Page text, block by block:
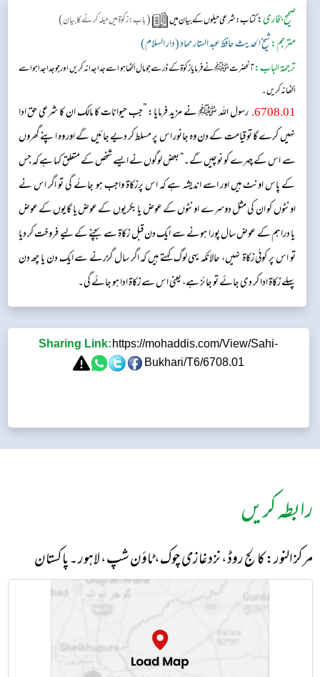
صحیح بخاری:کتاب: شرعی حیلوں کے بیان میں (باب : زکوٰۃ میں حیلہ کرنے کا بیان)
مترجم:شیخ الحدیث حافظ عبد الستار حماد (دار السلام)
ترجمۃ الباب:آنحضرتﷺ نے فرمایا زکوٰۃ کے ڈر سے جو مال اکٹھا ہو اسے جدا جدا نہ کریں اور جو جدا جدا ہو اسے
اکٹھا نہ کریں۔
6708.01
.رسول اللہ ﷺ نے مزید فرمایا: ”جب حیوانات کا مالک ان کا شرعی حق ادا
نہیں کرے گا تو قیامت کے دن وہ جانور اس پر مسلط کر دیے جائیں گے اور وہ اپنے گھروں
سے اس کے چہرے کو نوچیں گے۔“ بعض لوگوں نے ایسے شخص کے متعلق کہا ہے کہ جس
کے پاس اونٹ ہیں اور اسے اندیشہ ہے کہ اس پرزکاۃ واجب ہو جائے گی تو اگر اس نے
اونٹوں کو ان کی مثل دوسرے اونٹوں کے عوض یا بکریوں کے عوض یا گایوں کے عوض
یا دراہم کے عوض سال پورا ہونے سے ایک دن قبل زکاۃ سے بچنے کے لیے فروخت کر دیا
تو اس پر کوئی زکاۃ نہیں، حالانکہ یہی لوگ کہتے ہیں کہ اگر سال گزرنے سے ایک دن یا چھ دن
پہلے زکاۃ ادا کر دی جائے تو جائز ہے، یعنی اس سے زکاۃ ادا ہو جائے گی۔
Sharing Link: https://mohaddis.com/View/Sahi-
Bukhari/T6/6708.01
رابطہ کریں
مرکز النور: کالج روڈ، نزد غازی چوک، ٹاؤن شپ، لاہور ۔ پاکستان